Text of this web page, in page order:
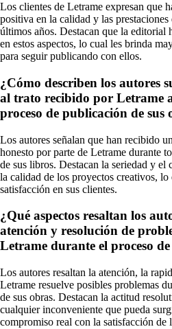
Los clientes de Letrame expresan que
positiva en la calidad y las
últimos años. Destacan que la editorial
en estos aspectos, lo cual les brinda
para seguir publicando con ellos.
¿Cómo describen los autores
al trato recibido por Letrame
proceso de publicación de sus
Los autores señalan que han recibido
honesto por parte de Letrame durante
de sus libros. Destacan la seriedad y
la calidad de los proyectos creativos,
satisfacción en sus clientes.
¿Qué aspectos resaltan los
atención y resolución de
Letrame durante el proceso
Los autores resaltan la atención, la
Letrame resuelve posibles problemas
de sus obras. Destacan la actitud
cualquier inconveniente que pueda
compromiso real con la satisfacción de